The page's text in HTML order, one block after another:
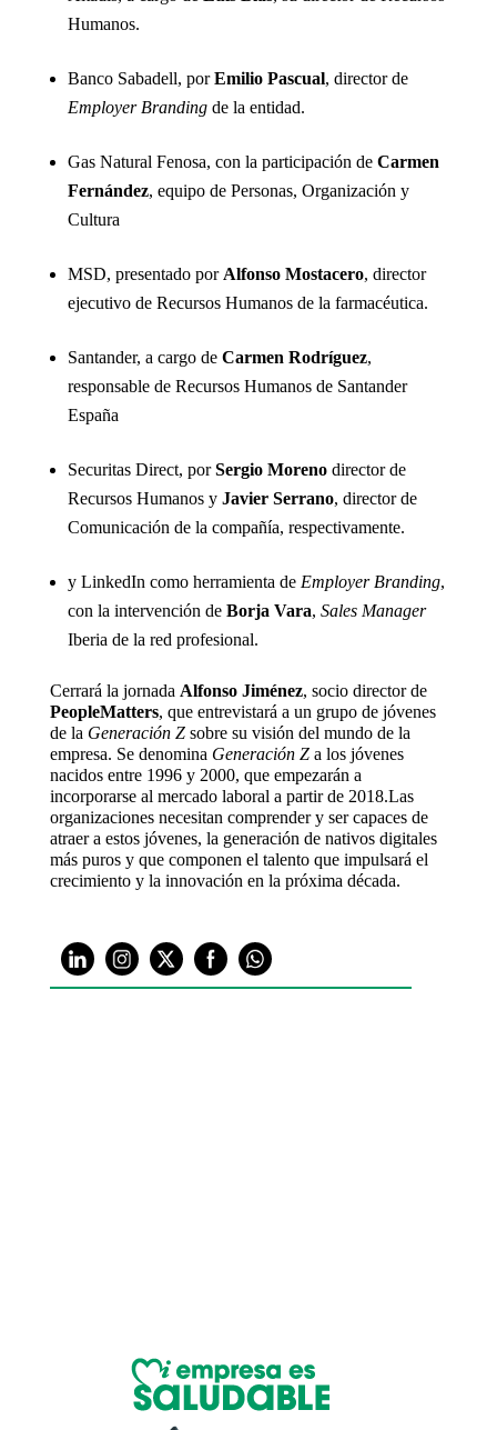
Humanos.
Banco Sabadell, porEmilio Pascual, director de
Employer Brandingde la entidad.
Gas Natural Fenosa, con la participación de Carmen
Fernández, equipo de Personas, Organización y
Cultura
MSD, presentado por Alfonso Mostacero, director
ejecutivo de Recursos Humanos de la farmacéutica.
Santander, a cargo de Carmen Rodríguez,
responsable de Recursos Humanos de Santander
España
Securitas Direct, porSergio Morenodirector de
Recursos Humanos y Javier Serrano, director de
Comunicación de la compañía, respectivamente.
y LinkedIn como herramienta de Employer Branding,
con la intervención de Borja Vara, Sales Manager
Iberia de la red profesional.
Cerrará la jornada Alfonso Jiménez, socio director de
PeopleMatters, que entrevistará a un grupo de jóvenes
de la Generación Zsobre su visión del mundo de la
empresa. Se denomina Generación Za los jóvenes
nacidos entre 1996 y 2000, que empezarán a
incorporarse al mercado laboral a partir de 2018.Las
organizaciones necesitan comprender y ser capaces de
atraer a estos jóvenes, la generación de nativos digitales
más puros y que componen el talento que impulsará el
crecimiento y la innovación en la próxima década.